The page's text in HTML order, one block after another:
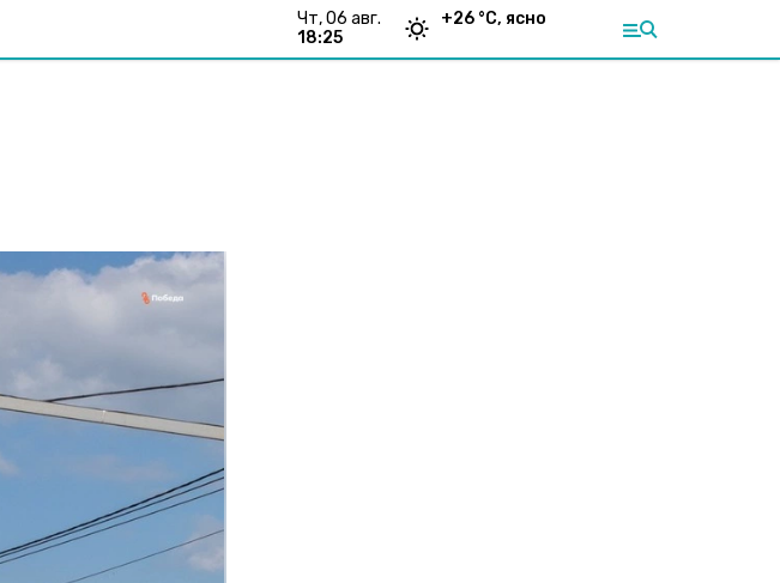
чт, 06 авг.
18:25
+26 °С, ясно